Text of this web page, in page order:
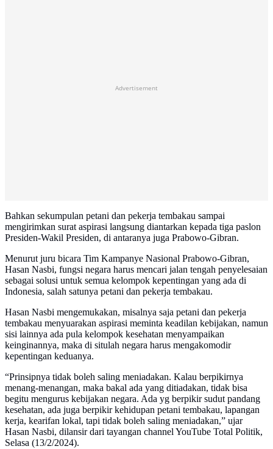
Advertisement
Bahkan sekumpulan petani dan pekerja tembakau sampai
mengirimkan surat aspirasi langsung diantarkan kepada tiga paslon
Presiden-Wakil Presiden, di antaranya juga Prabowo-Gibran.
Menurut juru bicara Tim Kampanye Nasional Prabowo-Gibran,
Hasan Nasbi, fungsi negara harus mencari jalan tengah penyelesaian
sebagai solusi untuk semua kelompok kepentingan yang ada di
Indonesia, salah satunya petani dan pekerja tembakau.
Hasan Nasbi mengemukakan, misalnya saja petani dan pekerja
tembakau menyuarakan aspirasi meminta keadilan kebijakan, namun
sisi lainnya ada pula kelompok kesehatan menyampaikan
keinginannya, maka di situlah negara harus mengakomodir
kepentingan keduanya.
“Prinsipnya tidak boleh saling meniadakan. Kalau berpikirnya
menang-menangan, maka bakal ada yang ditiadakan, tidak bisa
begitu mengurus kebijakan negara. Ada yg berpikir sudut pandang
kesehatan, ada juga berpikir kehidupan petani tembakau, lapangan
kerja, kearifan lokal, tapi tidak boleh saling meniadakan,” ujar
Hasan Nasbi, dilansir dari tayangan channel YouTube Total Politik,
Selasa (13/2/2024).